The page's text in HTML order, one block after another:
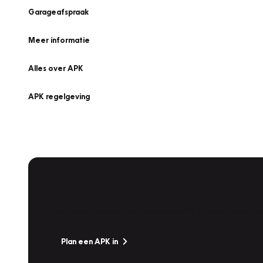
Garageafspraak
Meer informatie
Alles over APK
APK regelgeving
Plan een APK in